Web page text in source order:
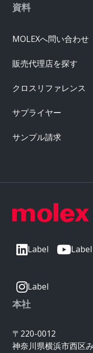
Label Label
Label
本社
〒220-0012
神奈川県横浜市西区
資料
MOLEXへ問い合わせ
販売代理店を探す
クロスリファレンス
サプライヤー
サンプル請求